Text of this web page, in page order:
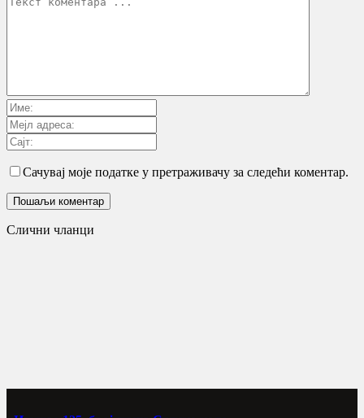
Сачувај моје податке у претраживачу за следећи коментар.
Слични чланци